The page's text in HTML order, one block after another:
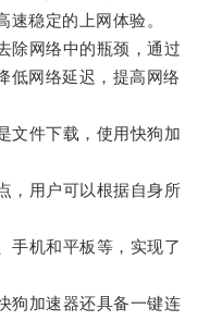
稳定的上网体验。
网络中的瓶颈，通过
低网络延迟，提高网络
件下载，使用快狗加
用户可以根据自身所
机和平板等，实现了
加速器还具备一键连